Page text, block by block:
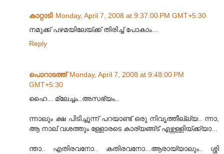
കാറ്റാടി Monday, April 7, 2008 at 9:37:00 PM GMT+5:30
നമുക്ക് പഴമയിലേയ്ക്ക് തിരിച്ച് പോകാം...
Reply
പൊറാടത്ത് Monday, April 7, 2008 at 9:48:00 PM
GMT+5:30
ഹൈ... മ്ലേച്ചം..അസഭ്യം..
ന്നാലും ക്ഷ പിടിച്ചൂന്ന് പറയാണ്ട് ഒരു നിവൃത്തീല്ല്യ.. ന്നാ,
ആ നാല് വശത്തും ള്ളോരടെ കാര്യങ്ങ്ട് എഴ്ന്നള്ളിയ്ക്ക്യാ...
ന്താ.. എതിരവനോ.. കതിരവനോ...ആരായ്യാലും.. ശ്ശി